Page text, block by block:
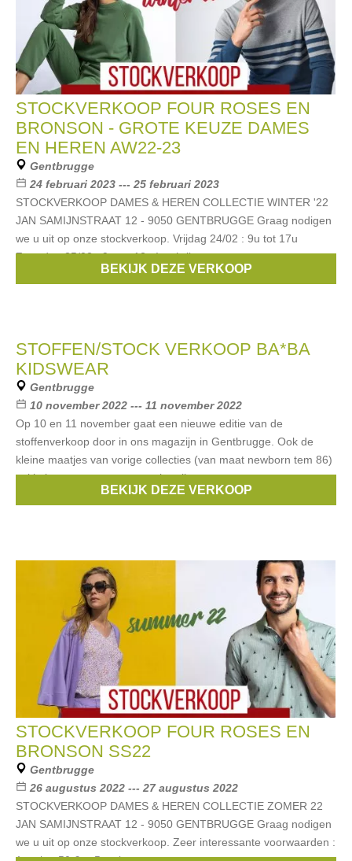
STOCKVERKOOP FOUR ROSES EN
BRONSON - GROTE KEUZE DAMES
EN HEREN AW22-23
Gentbrugge
24 februari 2023 --- 25 februari 2023
STOCKVERKOOP DAMES & HEREN COLLECTIE WINTER '22
JAN SAMIJNSTRAAT 12 - 9050 GENTBRUGGE Graag nodigen
we u uit op onze stockverkoop. Vrijdag 24/02 : 9u tot 17u
Zaterdag 25/02 : 9u tot 12u Inschrijven
Bronson,veja ,FOUR ROSES
BEKIJK DEZE VERKOOP
STOFFEN/STOCK VERKOOP BA*BA
KIDSWEAR
Gentbrugge
10 november 2022 --- 11 november 2022
Op 10 en 11 november gaat een nieuwe editie van de
stoffenverkoop door in ons magazijn in Gentbrugge. Ook de
kleine maatjes van vorige collecties (van maat newborn tem 86)
zal je kunnen scoren aan outletprijzen.
Ba*Ba Kidswear
BEKIJK DEZE VERKOOP
STOCKVERKOOP FOUR ROSES EN
BRONSON SS22
Gentbrugge
26 augustus 2022 --- 27 augustus 2022
STOCKVERKOOP DAMES & HEREN COLLECTIE ZOMER 22
JAN SAMIJNSTRAAT 12 - 9050 GENTBRUGGE Graag nodigen
we u uit op onze stockverkoop. Zeer interessante voorwaarden :